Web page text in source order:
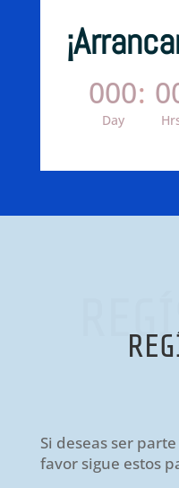
000
Day
:
Si deseas ser
favor sigue estos